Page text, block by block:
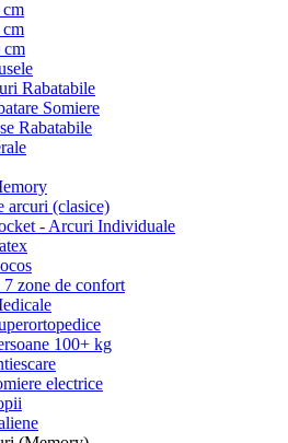
cm
cm
cm
Rabatabile
Somiere
Rabatabile
arcuri (clasice)
- Arcuri Individuale
7 zone de confort
100+ kg
electrice